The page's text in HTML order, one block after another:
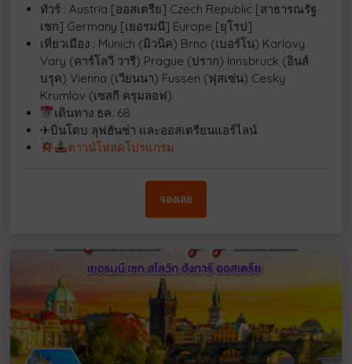
ทัวร์ : Austria [ออสเตรีย] Czech Republic [สาธารณรัฐ
เชก] Germany [เยอรมนี] Europe [ยุโรป]
เที่ยวเมือง : Munich (มิวนิค) Brno (เบอร์โน) Karlovy
Vary (คาร์โลวี วารี) Prague (ปราก) Innsbruck (อินส์
บรุค) Vienna (เวียนนา) Fussen (ฟุสเซ่น) Cesky
Krumlov (เซสกี ครุมลอฟ)
เดินทาง ธค. 68
✈บินโดบ ลุฟฮันซ่า และออสเตรียนแอร์ไลน์
ดาวน์โหลดโปรแกรม
จองเลย